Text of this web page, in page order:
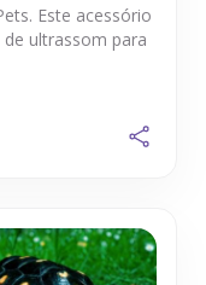
Este acessório
ultrassom para